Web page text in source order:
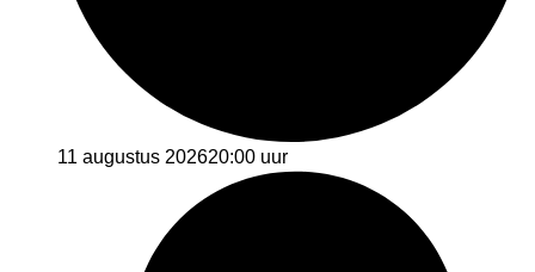
11 augustus 202620:00 uur